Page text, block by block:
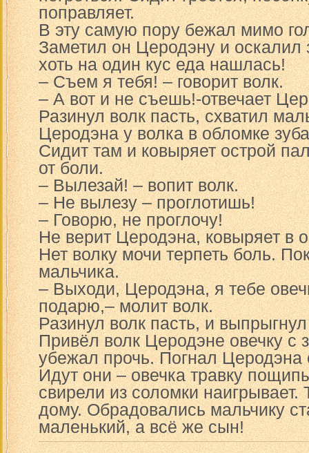
поправляет.
В эту самую пору бежал мимо
Заметил он Церодэну и оскалил
хоть на один кус еда нашлась!
– Съем я тебя! – говорит волк.
– А вот и не съешь!-отвечает
Разинул волк пасть, схватил
Церодэна у волка в обломке
Сидит там и ковыряет острой
от боли.
– Вылезай! – вопит волк.
– Не вылезу – проглотишь!
– Говорю, не проглочу!
Не верит Церодэна, ковыряет в
Нет волку мочи терпеть боль.
мальчика.
– Выходи, Церодэна, я тебе
подарю,– молит волк.
Разинул волк пасть, и
Привёл волк Церодэне овечку с
убежал прочь. Погнал Церодэна
Идут они – овечка травку
свирели из соломки
дому. Обрадовались мальчику
маленький, а всё же сын!